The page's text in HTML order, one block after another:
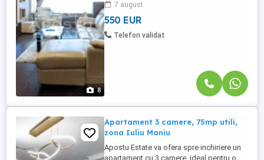
8
modern si utilat complet, cu
electrocasnice de ultima generatie ...
7 august
550 EUR
Telefon validat
Apartament 3 camere, 75mp utili,
zona Iuliu Maniu
Apostu Estate va ofera spre inchiriere un
apartament cu 3 camere, ideal pentru o